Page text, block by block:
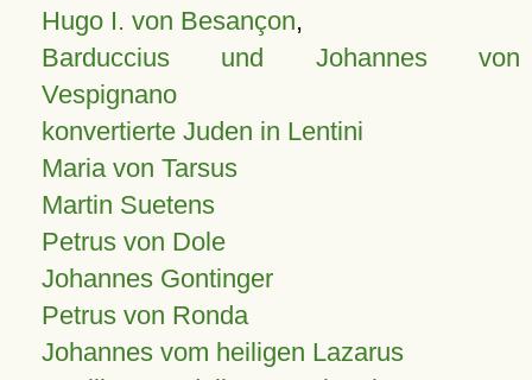
Hugo I. von Besançon,
Barduccius und Johannes von
Vespignano
konvertierte Juden in Lentini
Maria von Tarsus
Martin Suetens
Petrus von Dole
Johannes Gontinger
Petrus von Ronda
Johannes vom heiligen Lazarus